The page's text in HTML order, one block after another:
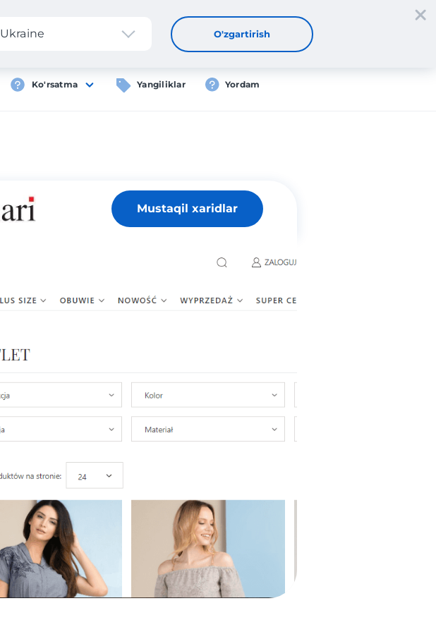
Ilova Roʻyxatdan oʻtish Kirish UZ
Ko'rsatma Yangiliklar Yordam
Ukraine O'zgartirish
Mustaqil xaridlar